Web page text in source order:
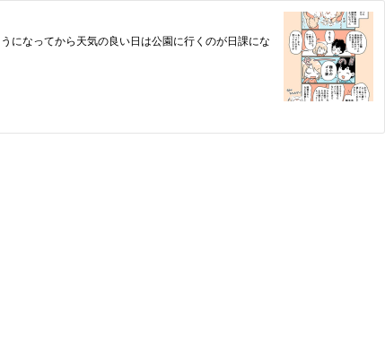
になってから天気の良い日は公園に行くのが日課にな